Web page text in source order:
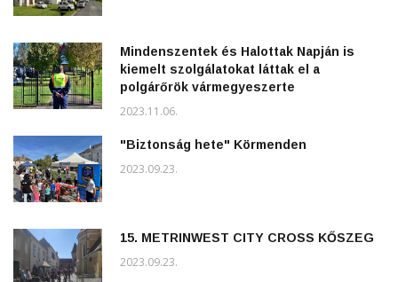
Mindenszentek és Halottak Napján is
kiemelt szolgálatokat láttak el a
polgárőrök vármegyeszerte
2023.11.06.
"Biztonság hete" Körmenden
2023.09.23.
15. METRINWEST CITY CROSS KŐSZEG
2023.09.23.